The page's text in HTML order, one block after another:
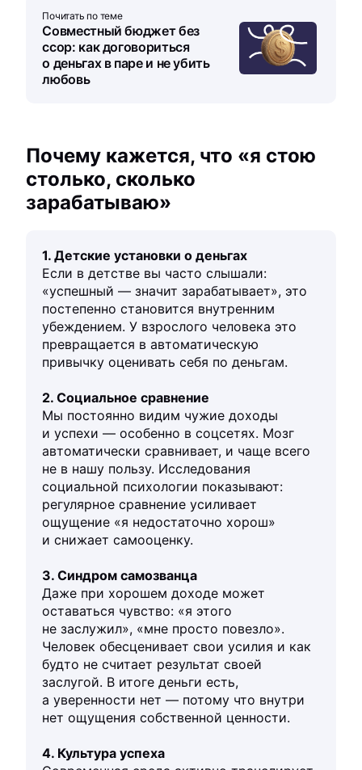
Почитать по теме
Совместный бюджет без
ссор: как договориться
о деньгах в паре и не убить
любовь
Почему кажется, что «я стою
столько, сколько
зарабатываю»
1. Детские установки о деньгах
Если в детстве вы часто слышали:
«успешный — значит зарабатывает», это
постепенно становится внутренним
убеждением. У взрослого человека это
превращается в автоматическую
привычку оценивать себя по деньгам.
2. Социальное сравнение
Мы постоянно видим чужие доходы
и успехи — особенно в соцсетях. Мозг
автоматически сравнивает, и чаще всего
не в нашу пользу. Исследования
социальной психологии показывают:
регулярное сравнение усиливает
ощущение «я недостаточно хорош»
и снижает самооценку.
3. Синдром самозванца
Даже при хорошем доходе может
оставаться чувство: «я этого
не заслужил», «мне просто повезло».
Человек обесценивает свои усилия и как
будто не считает результат своей
заслугой. В итоге деньги есть,
а уверенности нет — потому что внутри
нет ощущения собственной ценности.
4. Культура успеха